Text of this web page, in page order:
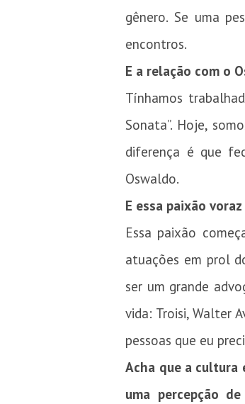
gênero. Se uma
encontros.
E a relação com o
Tínhamos
Sonata”. Hoje,
diferença é que
Oswaldo.
E essa paixão
Essa paixão
atuações em prol
ser um grande
vida: Troisi, Walter
pessoas que eu
Acha que a cultura
uma percepção